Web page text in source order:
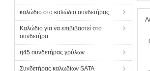
καλώδιο στο καλώδιο συνδετήρας
Καλώδιο για να επιβιβαστεί στο
συνδετήρα
rj45 συνδετήρας γρύλων
Συνδετήρας καλωδίων SATA